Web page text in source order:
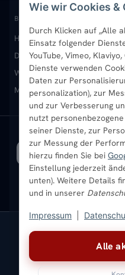
Alle
Wie wir Cookies &
Durch Klicken auf „Alle
Einsatz folgender
YouTube, Vimeo,
Dienste verwenden
Daten zur
personalization), zur
und zur Verbesserung
nutzt
seiner Dienste, zur
zur Messung der
hierzu finden Sie bei
Einstellung jederzeit
unten). Weitere Details
und in unserer
Impressum
Paneelheizkörper
Vertikal-Heizkörper
Heizkörper-Zubehör
Rückgabe & Widerruf
Garantie & Gewährleistung
Montageservice vor Ort
Sendung verfolgen
Standort & Abholung Jüchen
B2B-Kunden
Karriere
Ratgeber
Bestpreisgarantie
Anmelden / Mein Konto
Merkliste
Newsletter
Aktuelle Angebote
BELIEBTE KATEGORIEN
Heizkörper kaufen
Design-Heizkörper
Wandheizkörper Wohnraum-
Mischbetrieb-Heizkörper
SICHERE
© 2026 Ada
* Alle Preise inkl.